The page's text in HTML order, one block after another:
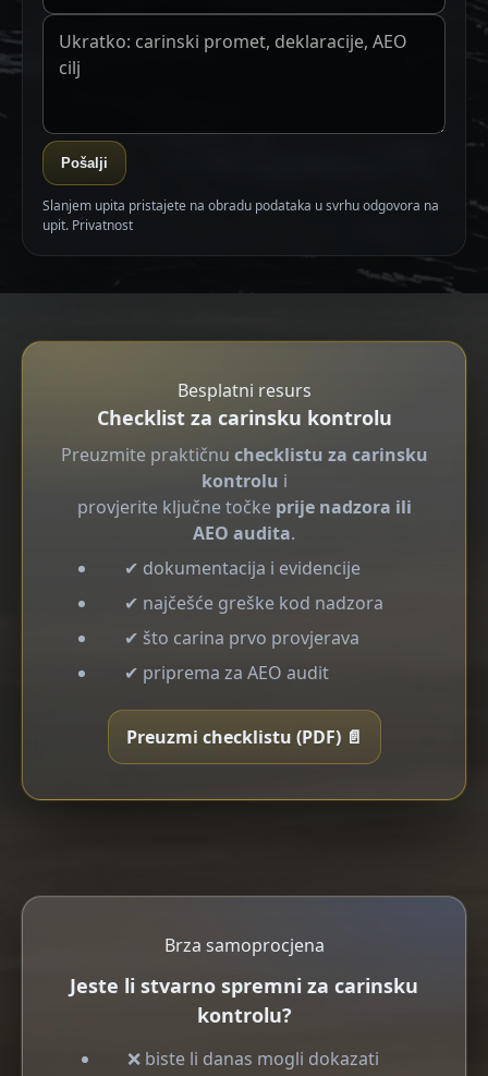
Pošalji
Slanjem upita pristajete na obradu podataka u svrhu odgovora na
upit. Privatnost
Besplatni resurs
Checklist za carinsku kontrolu
Preuzmite praktičnu checklistu za carinsku
kontrolu i
provjerite ključne točke prije nadzora ili
AEO audita.
✔ dokumentacija i evidencije
✔ najčešće greške kod nadzora
✔ što carina prvo provjerava
✔ priprema za AEO audit
Preuzmi checklistu (PDF) 📄
Brza samoprocjena
Jeste li stvarno spremni za carinsku
kontrolu?
❌ biste li danas mogli dokazati